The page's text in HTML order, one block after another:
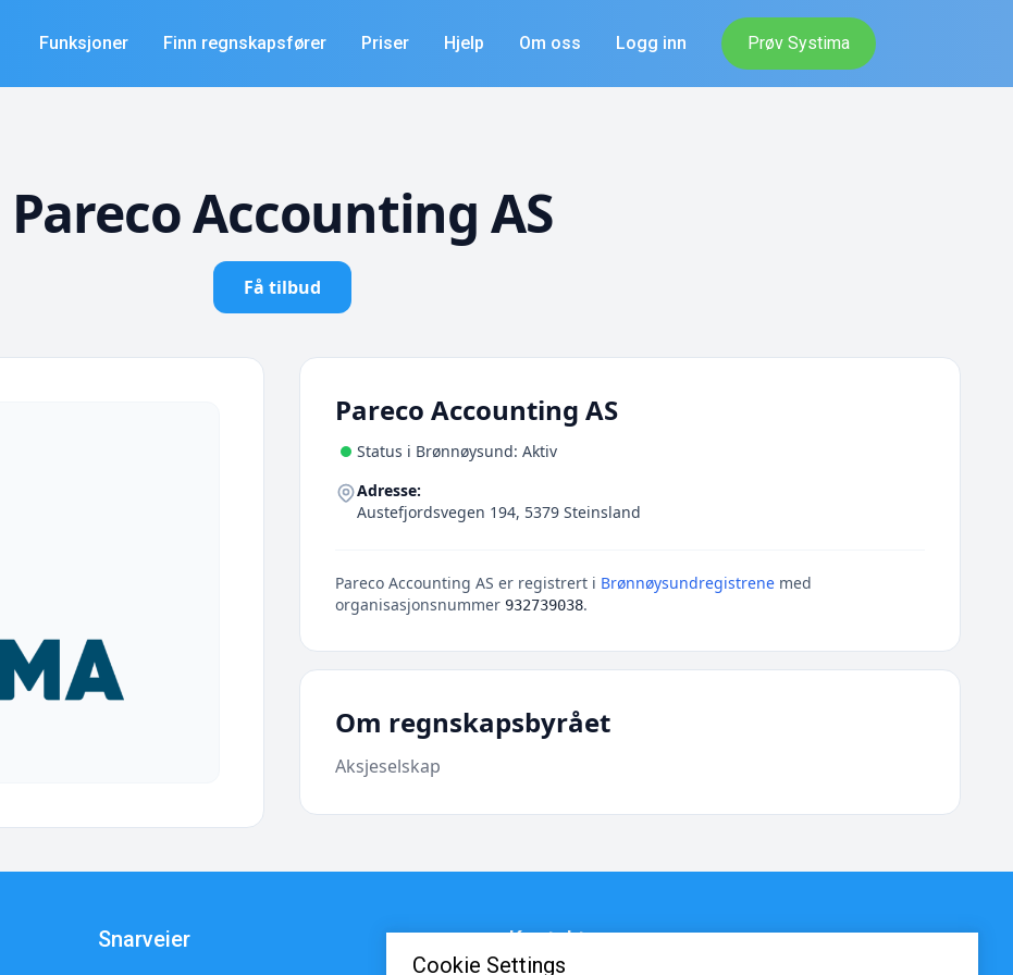
Funksjoner Finn regnskapsfører Priser Hjelp Om oss Logg inn Prøv Systima
Pareco Accounting AS
Få tilbud
Pareco Accounting AS
Status i Brønnøysund: Aktiv
Adresse:
Austefjordsvegen 194, 5379 Steinsland
Pareco Accounting AS er registrert i Brønnøysundregistrene med
organisasjonsnummer 932739038.
Om regnskapsbyrået
Aksjeselskap
Cookie Settings
Snarveier Kontakt